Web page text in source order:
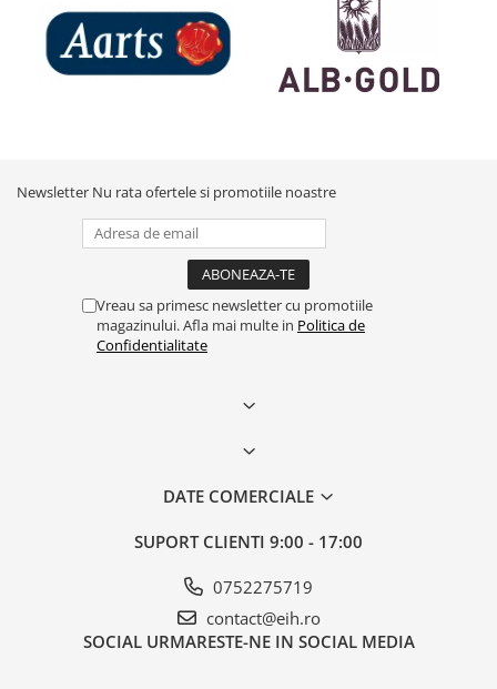
Newsletter Nu rata ofertele si promotiile noastre
Vreau sa primesc newsletter cu promotiile
magazinului. Afla mai multe in Politica de
Confidentialitate
DATE COMERCIALE
SUPORT CLIENTI 9:00 - 17:00
0752275719
contact@eih.ro
SOCIAL URMARESTE-NE IN SOCIAL MEDIA